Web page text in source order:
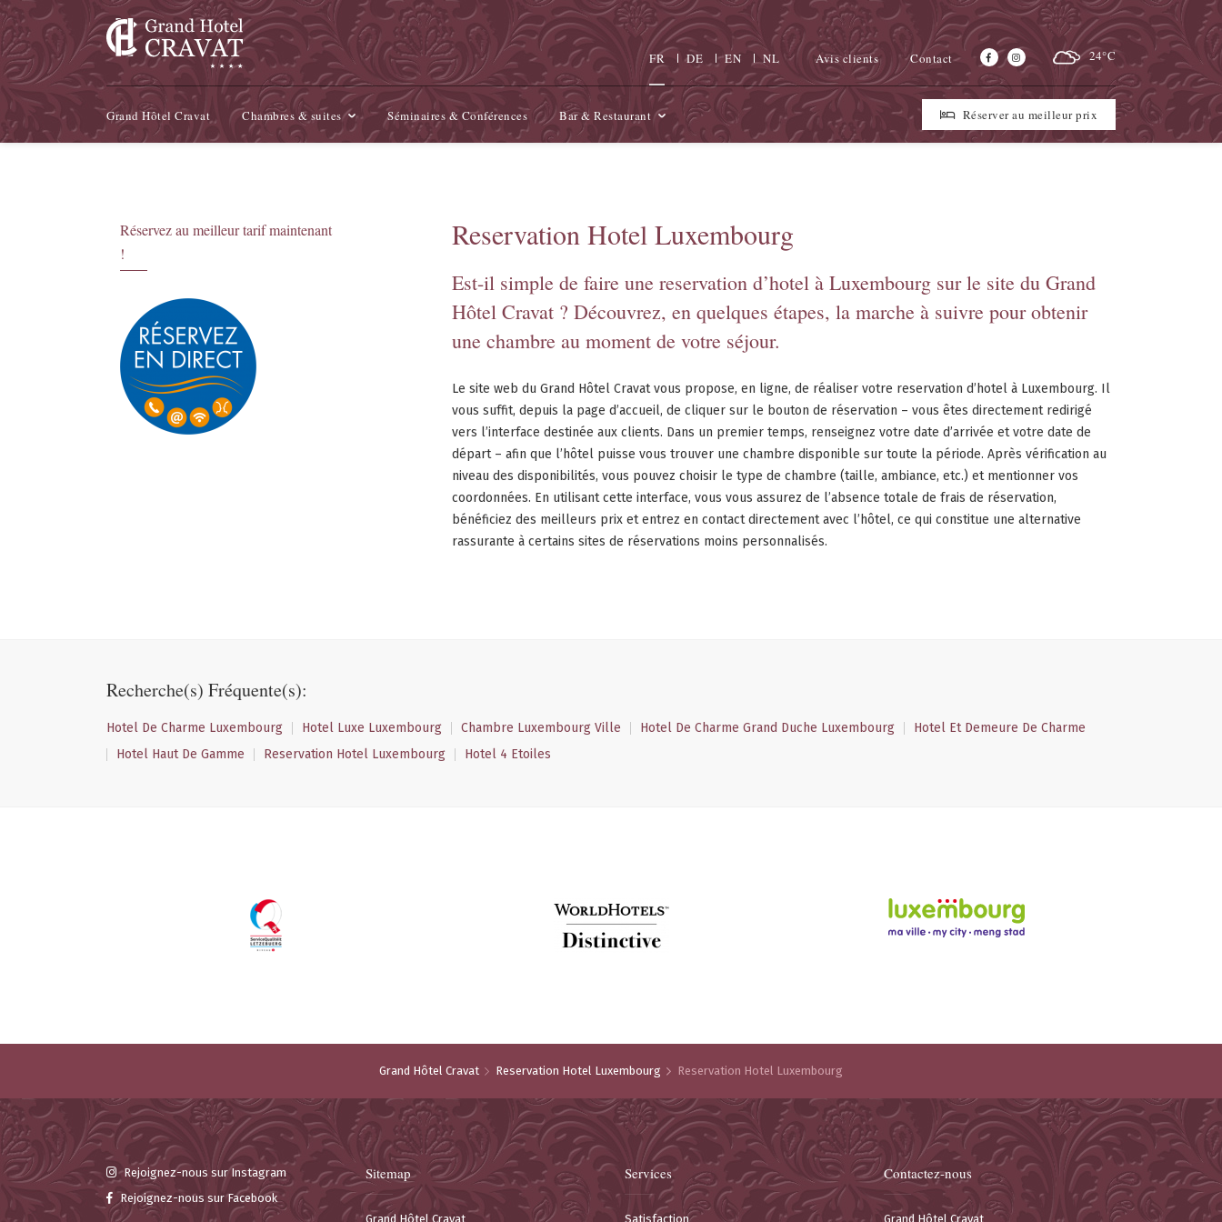
FR DE EN NL Avis clients Contact 24°C
Grand Hôtel Cravat Chambres & suites Séminaires & Conférences Bar & Restaurant Réserver au meilleur prix
Réservez au meilleur tarif maintenant
!
Reservation Hotel Luxembourg
Est-il simple de faire une reservation d’hotel à Luxembourg sur le site du Grand
Hôtel Cravat ? Découvrez, en quelques étapes, la marche à suivre pour obtenir
une chambre au moment de votre séjour.
Le site web du Grand Hôtel Cravat vous propose, en ligne, de réaliser votre reservation d’hotel à Luxembourg. Il
vous suffit, depuis la page d’accueil, de cliquer sur le bouton de réservation – vous êtes directement redirigé
vers l’interface destinée aux clients. Dans un premier temps, renseignez votre date d’arrivée et votre date de
départ – afin que l’hôtel puisse vous trouver une chambre disponible sur toute la période. Après vérification au
niveau des disponibilités, vous pouvez choisir le type de chambre (taille, ambiance, etc.) et mentionner vos
coordonnées. En utilisant cette interface, vous vous assurez de l’absence totale de frais de réservation,
bénéficiez des meilleurs prix et entrez en contact directement avec l’hôtel, ce qui constitue une alternative
rassurante à certains sites de réservations moins personnalisés.
Recherche(s) Fréquente(s):
Hotel De Charme Luxembourg Hotel Luxe Luxembourg Chambre Luxembourg Ville Hotel De Charme Grand Duche Luxembourg
Hotel Et Demeure De Charme
Hotel Haut De Gamme
Reservation Hotel Luxembourg Hotel 4 Etoiles
Grand Hôtel Cravat Reservation Hotel Luxembourg Reservation Hotel Luxembourg
Rejoignez-nous sur Instagram
Rejoignez-nous sur Facebook
Sitemap
Grand Hôtel Cravat
Services
Satisfaction
Contactez-nous
Grand Hôtel Cravat